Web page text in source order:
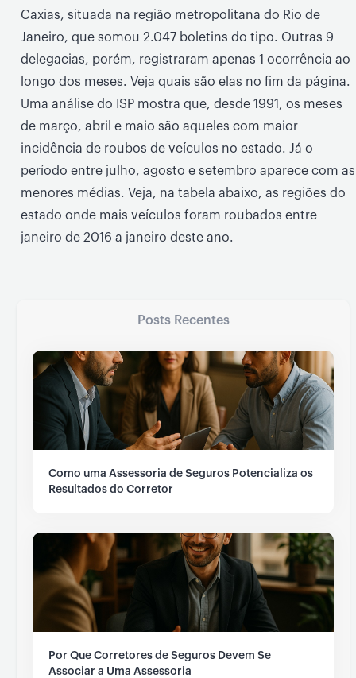
Caxias, situada na região metropolitana do Rio de
Janeiro, que somou 2.047 boletins do tipo. Outras 9
delegacias, porém, registraram apenas 1 ocorrência ao
longo dos meses. Veja quais são elas no fim da página.
Uma análise do ISP mostra que, desde 1991, os meses
de março, abril e maio são aqueles com maior
incidência de roubos de veículos no estado. Já o
período entre julho, agosto e setembro aparece com as
menores médias. Veja, na tabela abaixo, as regiões do
estado onde mais veículos foram roubados entre
janeiro de 2016 a janeiro deste ano.
Posts Recentes
Como uma Assessoria de Seguros Potencializa os
Resultados do Corretor
Por Que Corretores de Seguros Devem Se
Associar a Uma Assessoria